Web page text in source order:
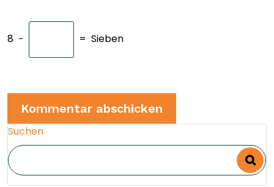
8 − = Sieben
Suchen